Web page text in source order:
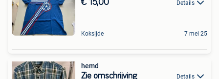
€ 15,00 Details
Koksijde 7 mei 25
hemd
Zie omschrijving Details